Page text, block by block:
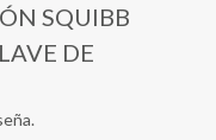
SQUIBB
DE